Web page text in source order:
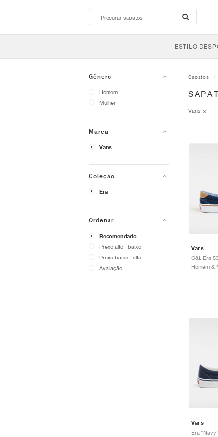
search-
btn
ESTILO
Gênero
Homem
Mulher
Marca
Vans
Coleção
Era
Ordenar
Recomendado
Preço alto - baixo
Preço baixo - alto
Avaliação
Sapatos
Vans
Vans
C&L Era
Vans
Era "Navy"